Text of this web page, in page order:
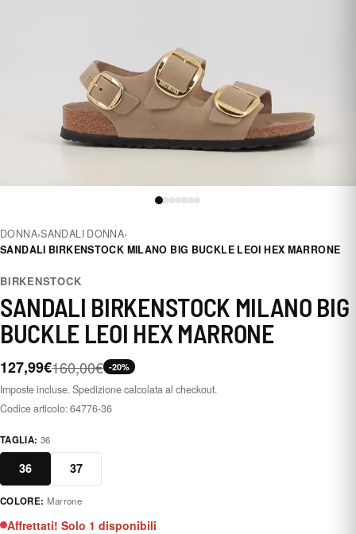
DONNA›SANDALI DONNA›
SANDALI BIRKENSTOCK MILANO BIG BUCKLE LEOI HEX MARRONE
BIRKENSTOCK
SANDALI BIRKENSTOCK MILANO BIG
BUCKLE LEOI HEX MARRONE
127,99€160,00€ -20%
Imposte incluse. Spedizione calcolata al checkout.
Codice articolo:64776-36
TAGLIA: 36
36 37
marrón
COLORE: Marrone
Affrettati! Solo 1 disponibili